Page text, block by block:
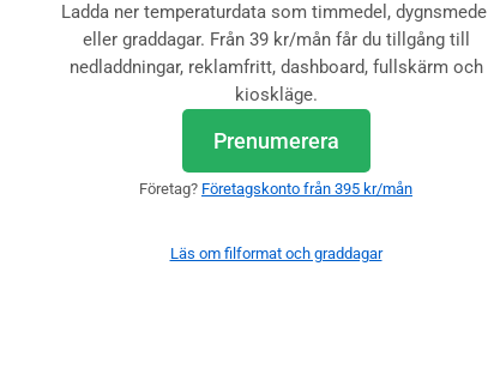
Ladda ner temperaturdata som timmedel,
eller graddagar. Från 39 kr/mån får du tillgång till
nedladdningar, reklamfritt, dashboard, fullskärm och
kioskläge.
Prenumerera
Företag? Företagskonto från 395 kr/mån
Läs om filformat och graddagar